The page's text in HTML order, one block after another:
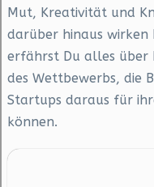
Mut, Kreativität und
darüber hinaus wirken
erfährst Du alles über
des Wettbewerbs, die
Startups daraus für
können.